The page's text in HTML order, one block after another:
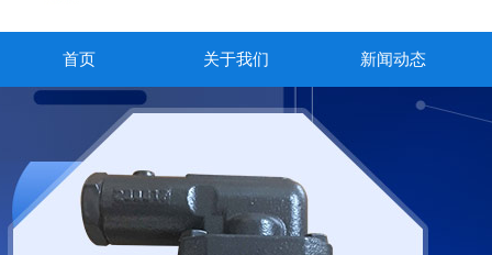
首页 关于我们 新闻动态